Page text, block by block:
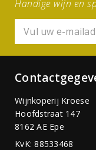
Handige wijn en
Wijnkoperij Kroese
Hoofdstraat 147
8162 AE Epe
KvK: 88533468